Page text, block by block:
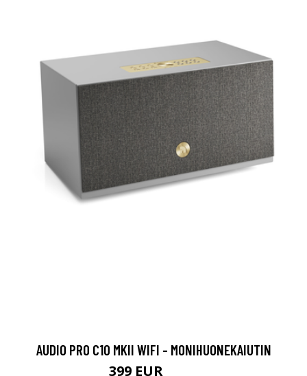
AUDIO PRO C10 MKII WIFI - MONIHUONEKAIUTIN
399 EUR